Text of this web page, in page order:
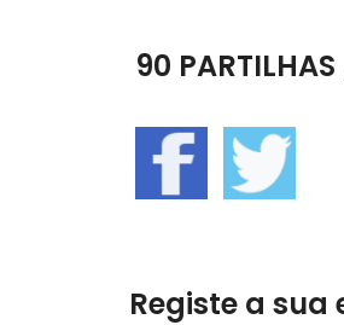
90
Registe a